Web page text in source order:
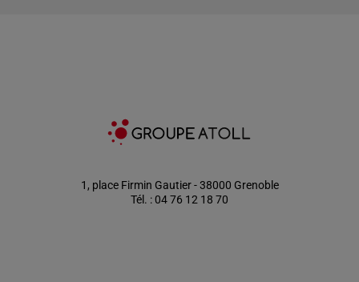
1, place Firmin Gautier - 38000 Grenoble
Tél. : 04 76 12 18 70